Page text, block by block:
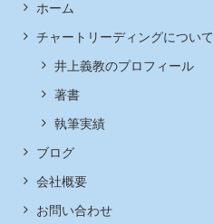
ホーム
チャートリーディングについて
井上義教のプロフィール
著書
執筆実績
ブログ
会社概要
お問い合わせ